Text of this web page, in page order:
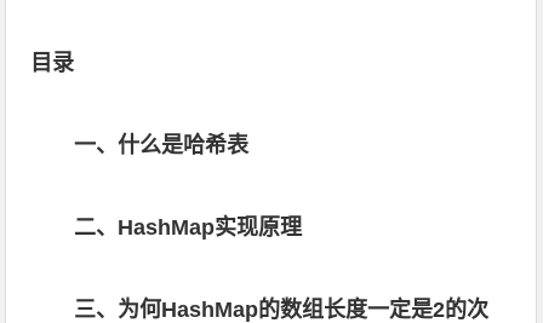
目录
一、什么是哈希表
二、HashMap实现原理
三、为何HashMap的数组长度一定是2的次